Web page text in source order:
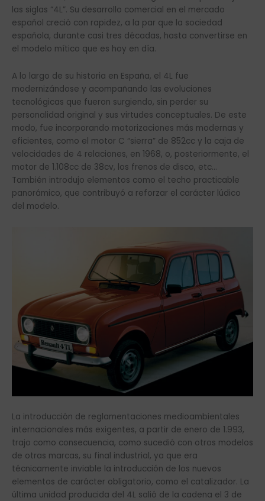
las siglas “4L”. Su desarrollo comercial en el mercado
español creció con rapidez, a la par que la sociedad
española, durante casi tres décadas, hasta convertirse en
el modelo mítico que es hoy en día.
A lo largo de su historia en España, el 4L fue
modernizándose y acompañando las evoluciones
tecnológicas que fueron surgiendo, sin perder su
personalidad original y sus virtudes conceptuales. De este
modo, fue incorporando motorizaciones más modernas y
eficientes, como el motor C “sierra” de 852cc y la caja de
velocidades de 4 relaciones, en 1968, o, posteriormente, el
motor de 1.108cc de 38cv, los frenos de disco, etc…
También introdujo elementos como el techo practicable
panorámico, que contribuyó a reforzar el carácter lúdico
del modelo.
La introducción de reglamentaciones medioambientales
internacionales más exigentes, a partir de enero de 1.993,
trajo como consecuencia, como sucedió con otros modelos
de otras marcas, su final industrial, ya que era
técnicamente inviable la introducción de los nuevos
elementos de carácter obligatorio, como el catalizador. La
última unidad producida del 4L salió de la cadena el 3 de